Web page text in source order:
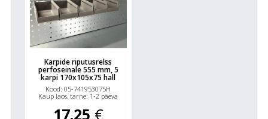
Karpide riputusrelss
perfoseinale 555 mm, 5
karpi 170x105x75 hall
Kood: 05-741953075H
Kaup laos, tarne: 1-2 päeva
17.25 €